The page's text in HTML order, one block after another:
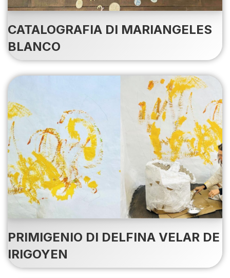
CATALOGRAFIA DI MARIANGELES
BLANCO
PRIMIGENIO DI DELFINA VELAR DE
IRIGOYEN